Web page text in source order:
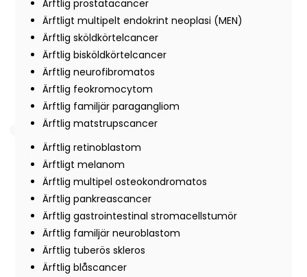
Ärftlig prostatacancer
Ärftligt multipelt endokrint neoplasi (MEN)
Ärftlig sköldkörtelcancer
Ärftlig bisköldkörtelcancer
Ärftlig neurofibromatos
Ärftlig feokromocytom
Ärftlig familjär paragangliom
Ärftlig matstrupscancer
Ärftlig retinoblastom
Ärftligt melanom
Ärftlig multipel osteokondromatos
Ärftlig pankreascancer
Ärftlig gastrointestinal stromacellstumör
Ärftlig familjär neuroblastom
Ärftlig tuberös skleros
Ärftlig blåscancer